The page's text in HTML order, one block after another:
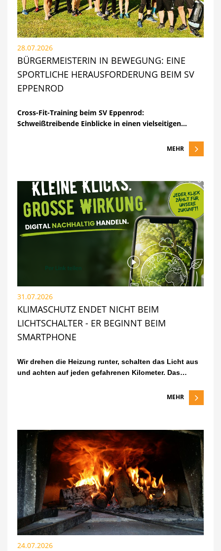
28.07.2026
BÜRGERMEISTERIN IN BEWEGUNG: EINE
SPORTLICHE HERAUSFORDERUNG BEIM SV
EPPENROD
Cross-Fit-Training beim SV Eppenrod:
Schweißtreibende Einblicke in einen vielseitigen…
MEHR
31.07.2026
KLIMASCHUTZ ENDET NICHT BEIM
LICHTSCHALTER - ER BEGINNT BEIM
SMARTPHONE
Wir drehen die Heizung runter, schalten das Licht aus
und achten auf jeden gefahrenen Kilometer. Das…
MEHR
24.07.2026